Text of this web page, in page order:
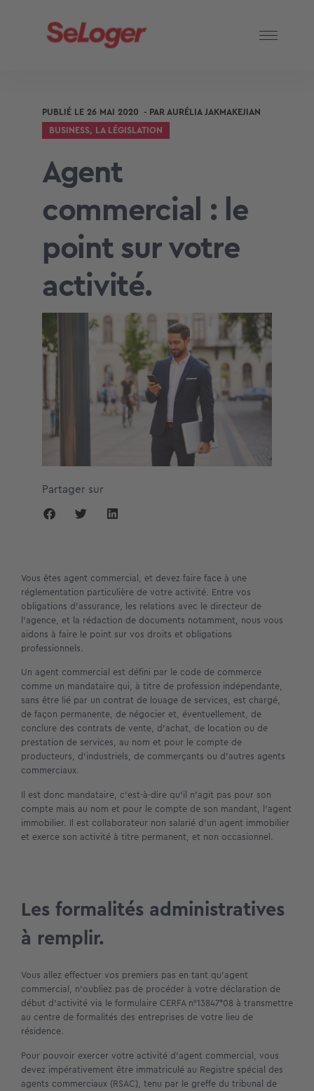
PUBLIÉ LE 26 MAI 2020 - PARAURÉLIA JAKMAKEJIAN
BUSINESS, LA LÉGISLATION
Agent
commercial : le
point sur votre
activité.
Partager sur
Vous êtes agent commercial, et devez faire face à une
réglementation particulière de votre activité. Entre vos
obligations d’assurance, les relations avec le directeur de
l’agence, et la rédaction de documents notamment, nous vous
aidons à faire le point sur vos droits et obligations
professionnels.
Un agent commercial est défini par le code de commerce
comme un mandataire qui, à titre de profession indépendante,
sans être lié par un contrat de louage de services, est chargé,
de façon permanente, de négocier et, éventuellement, de
conclure des contrats de vente, d’achat, de location ou de
prestation de services, au nom et pour le compte de
producteurs, d’industriels, de commerçants ou d’autres agents
commerciaux.
Il est donc mandataire, c’est-à-dire qu’il n’agit pas pour son
compte mais au nom et pour le compte de son mandant, l’agent
immobilier. Il est collaborateur non salarié d’un agent immobilier
et exerce son activité à titre permanent, et non occasionnel.
Les formalités administratives
à remplir.
Vous allez effectuer vos premiers pas en tant qu’agent
commercial, n’oubliez pas de procéder à votre déclaration de
début d’activité via le formulaire CERFA n°13847*08 à transmettre
au centre de formalités des entreprises de votre lieu de
résidence.
Pour pouvoir exercer votre activité d’agent commercial, vous
devez impérativement être immatriculé au Registre spécial des
agents commerciaux (RSAC), tenu par le greffe du tribunal de